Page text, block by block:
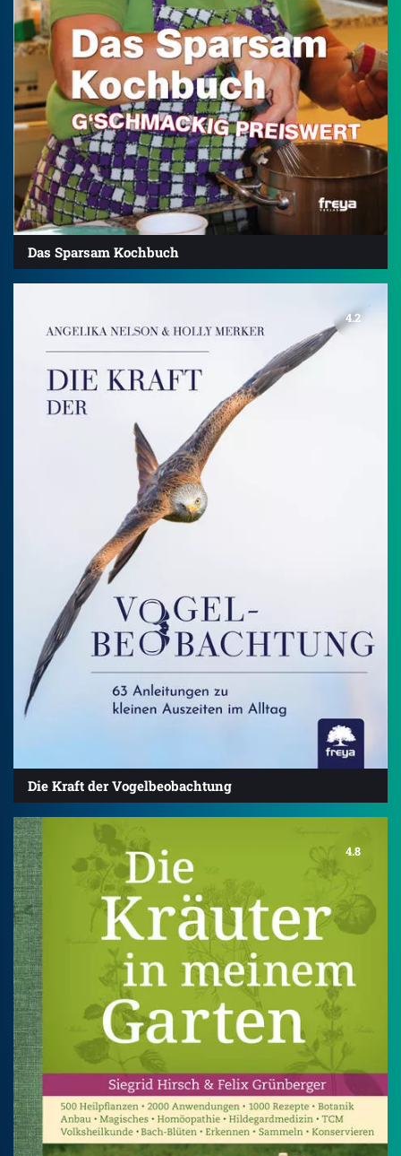
Das Sparsam Kochbuch
4.2
Die Kraft der Vogelbeobachtung
4.8